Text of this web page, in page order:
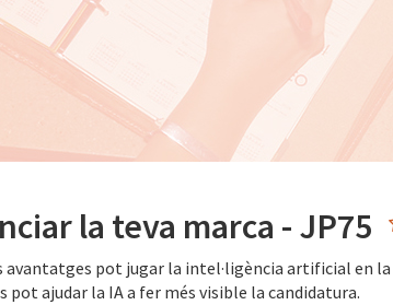
la teva marca - JP75
avantatges pot jugar la intel·ligència artificial en
pot ajudar la IA a fer més visible la candidatura.